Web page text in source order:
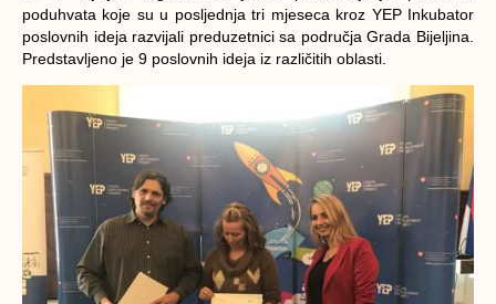
poduhvata koje su u posljednja tri mjeseca kroz YEP Inkubator
poslovnih ideja razvijali preduzetnici sa područja Grada Bijeljina.
Predstavljeno je 9 poslovnih ideja iz različitih oblasti.